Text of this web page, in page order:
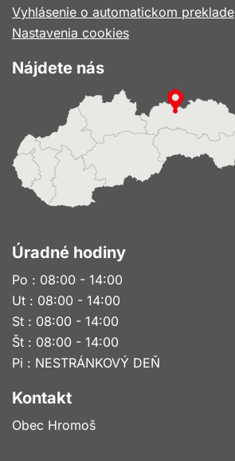
okne
Vyhlásenie o automatickom preklade
Nastavenia cookies
Nájdete nás
Úradné hodiny
Po : 08:00 - 14:00
Ut : 08:00 - 14:00
St : 08:00 - 14:00
Št : 08:00 - 14:00
Pi : NESTRÁNKOVÝ DEŇ
Kontakt
Obec Hromoš